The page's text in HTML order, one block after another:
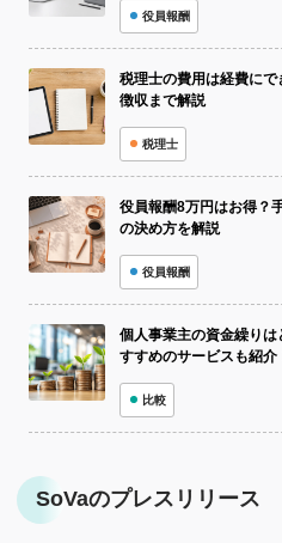
役員報酬
税理士の費用は経費に
徴収まで解説
税理士
役員報酬8万円はお得？
の決め方を解説
役員報酬
個人事業主の資金繰り
すすめのサービスも紹介
比較
SoVaのプレスリリース